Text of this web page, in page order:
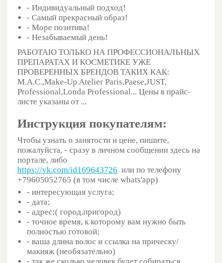
- Индивидуальный подход!
- Самый прекрасный образ!
- Море позитива!
- Незабываемый день!
РАБОТАЮ ТОЛЬКО НА ПРОФЕССИОНАЛЬНЫХ
ПРЕПАРАТАХ И КОСМЕТИКЕ УЖЕ
ПРОВЕРЕННЫХ БРЕНДОВ ТАКИХ КАК:
M.A.C.,Make-Up Atelier Paris,Paese,JUST,
Professional,Londa Professional... Цены в прайс-
листе указаны от ...
Инструкция покупателям:
Чтобы узнать о занятости и цене, пишите,
пожалуйста, - сразу в личном сообщении здесь на
портале, либо
https://vk.com/id169643726 или по телефону
+79605052765 (в том числе whats'app)
- интересующая услуга;
- дата;
- адрес;( город,пригород)
- точное время, к которому вам нужно быть
полностью готовой;
- ваша длина волос и ссылка на прическу/
макияж (необязательно)